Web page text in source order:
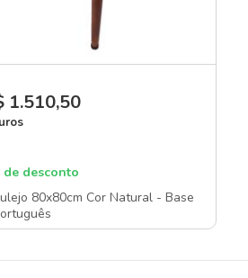
1.510,50
de desconto
80x80cm Cor Natural - Base